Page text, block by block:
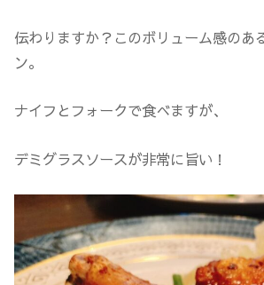
伝わりますか？このボリューム感のあ
ン。
ナイフとフォークで食べますが、
デミグラスソースが非常に旨い！